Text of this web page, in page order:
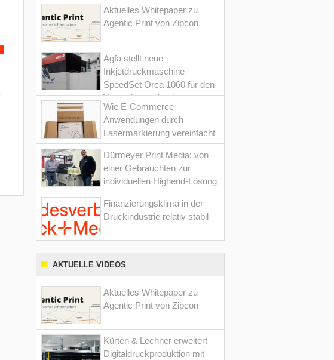
Aktuelles Whitepaper zu
Agentic Print von Zipcon
Agfa stellt neue
Inkjetdruckmaschine
SpeedSet Orca 1060 für den
Verpackungsdruck vor
Wie E-Commerce-
Anwendungen durch
Lasermarkierung vereinfacht
werden
Dürmeyer Print Media: von
einer Gebrauchten zur
individuellen Highend-Lösung
Finanzierungsklima in der
Druckindustrie relativ stabil
AKTUELLE VIDEOS
Aktuelles Whitepaper zu
Agentic Print von Zipcon
Kürten & Lechner erweitert
Digitaldruckproduktion mit